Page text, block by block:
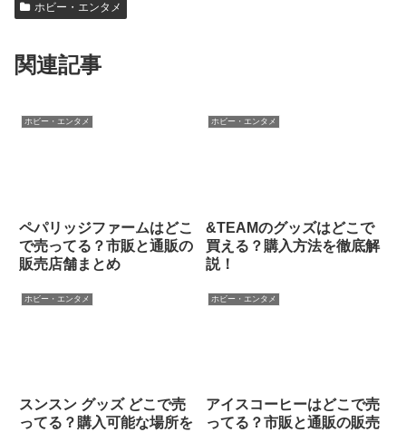
ホビー・エンタメ
関連記事
ホビー・エンタメ
ペパリッジファームはどこ
で売ってる？市販と通販の
販売店舗まとめ
ホビー・エンタメ
&TEAMのグッズはどこで
買える？購入方法を徹底解
説！
ホビー・エンタメ
スンスン グッズ どこで売
ってる？購入可能な場所を
ホビー・エンタメ
アイスコーヒーはどこで売
ってる？市販と通販の販売